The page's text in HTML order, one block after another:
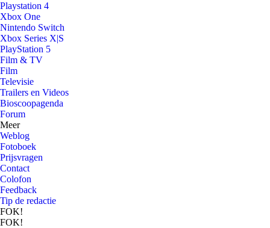
Playstation 4
Xbox One
Nintendo Switch
Xbox Series X|S
PlayStation 5
Film & TV
Film
Televisie
Trailers en Videos
Bioscoopagenda
Forum
Meer
Weblog
Fotoboek
Prijsvragen
Contact
Colofon
Feedback
Tip de redactie
FOK!
FOK!